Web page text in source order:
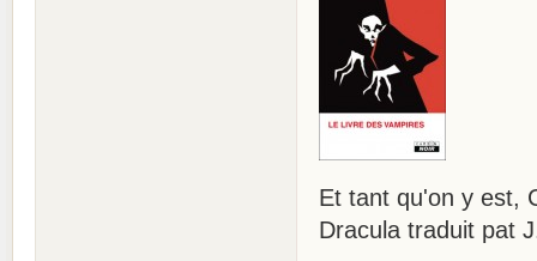
Et tant qu'on y est,
Dracula traduit pat